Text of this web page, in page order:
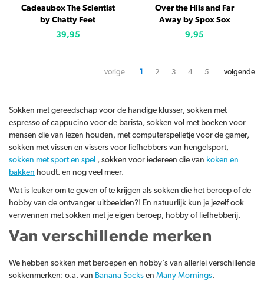
Cadeaubox The Scientist
by Chatty Feet
39,95
Over the Hils and Far
Away by Spox Sox
9,95
vorige 2 3 4 5 volgende
Sokken met gereedschap voor de handige klusser, sokken met
espresso of cappucino voor de barista, sokken vol met boeken voor
mensen die van lezen houden, met computerspelletje voor de gamer,
sokken met vissen en vissers voor liefhebbers van hengelsport,
sokken met sport en spel , sokken voor iedereen die van koken en
bakken houdt. en nog veel meer.
Wat is leuker om te geven of te krijgen als sokken die het beroep of de
hobby van de ontvanger uitbeelden?! En natuurlijk kun je jezelf ook
verwennen met sokken met je eigen beroep, hobby of liefhebberij.
Van verschillende merken
We hebben sokken met beroepen en hobby's van allerlei verschillende
sokkenmerken: o.a. van Banana Socks en Many Mornings.